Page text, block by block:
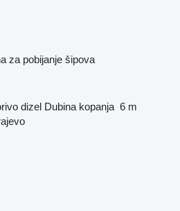
za pobijanje šipova
dizel Dubina kopanja 6 m